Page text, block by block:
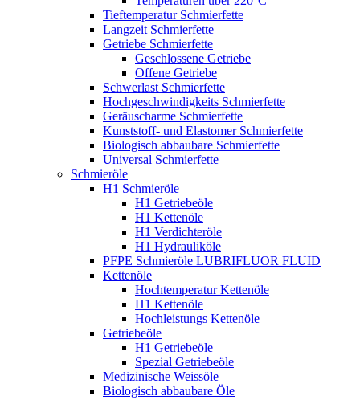
Tieftemperatur Schmierfette
Langzeit Schmierfette
Getriebe Schmierfette
Geschlossene Getriebe
Offene Getriebe
Schwerlast Schmierfette
Hochgeschwindigkeits Schmierfette
Geräuscharme Schmierfette
Kunststoff- und Elastomer Schmierfette
Biologisch abbaubare Schmierfette
Universal Schmierfette
Schmieröle
H1 Schmieröle
H1 Getriebeöle
H1 Kettenöle
H1 Verdichteröle
H1 Hydrauliköle
PFPE Schmieröle LUBRIFLUOR FLUID
Kettenöle
Hochtemperatur Kettenöle
H1 Kettenöle
Hochleistungs Kettenöle
Getriebeöle
H1 Getriebeöle
Spezial Getriebeöle
Medizinische Weissöle
Biologisch abbaubare Öle